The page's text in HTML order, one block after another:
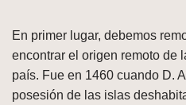
En primer lugar, debemos
encontrar el origen remoto de
país. Fue en 1460 cuando D.
posesión de las islas